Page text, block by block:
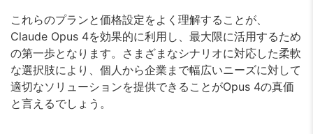
これらのプランと価格設定をよく理解することが、
Claude Opus 4を効果的に利用し、最大限に活用するため
の第一歩となります。さまざまなシナリオに対応した柔軟
な選択肢により、個人から企業まで幅広いニーズに対して
適切なソリューションを提供できることがOpus 4の真価
と言えるでしょう。